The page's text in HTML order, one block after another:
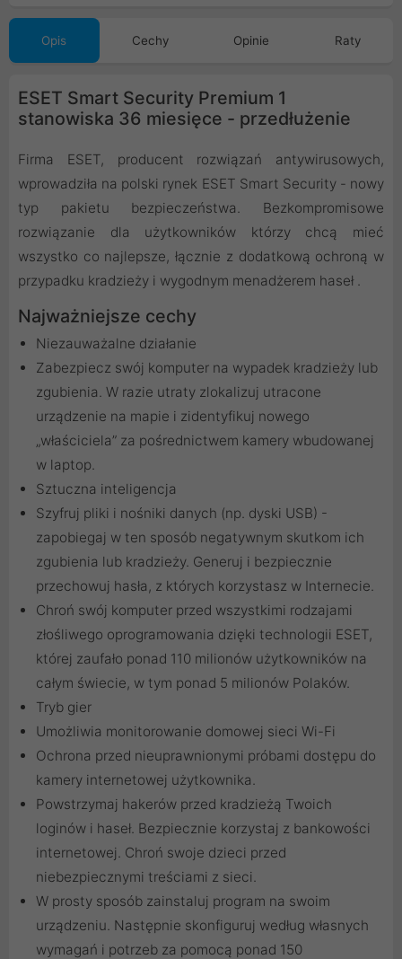
Opis Cechy Opinie Raty
ESET Smart Security Premium 1
stanowiska 36 miesięce - przedłużenie
Firma ESET, producent rozwiązań antywirusowych,
wprowadziła na polski rynek ESET Smart Security - nowy
typ pakietu bezpieczeństwa. Bezkompromisowe
rozwiązanie dla użytkowników którzy chcą mieć
wszystko co najlepsze, łącznie z dodatkową ochroną w
przypadku kradzieży i wygodnym menadżerem haseł .
Najważniejsze cechy
Niezauważalne działanie
Zabezpiecz swój komputer na wypadek kradzieży lub
zgubienia. W razie utraty zlokalizuj utracone
urządzenie na mapie i zidentyfikuj nowego
„właściciela” za pośrednictwem kamery wbudowanej
w laptop.
Sztuczna inteligencja
Szyfruj pliki i nośniki danych (np. dyski USB) -
zapobiegaj w ten sposób negatywnym skutkom ich
zgubienia lub kradzieży. Generuj i bezpiecznie
przechowuj hasła, z których korzystasz w Internecie.
Chroń swój komputer przed wszystkimi rodzajami
złośliwego oprogramowania dzięki technologii ESET,
której zaufało ponad 110 milionów użytkowników na
całym świecie, w tym ponad 5 milionów Polaków.
Tryb gier
Umożliwia monitorowanie domowej sieci Wi-Fi
Ochrona przed nieuprawnionymi próbami dostępu do
kamery internetowej użytkownika.
Powstrzymaj hakerów przed kradzieżą Twoich
loginów i haseł. Bezpiecznie korzystaj z bankowości
internetowej. Chroń swoje dzieci przed
niebezpiecznymi treściami z sieci.
W prosty sposób zainstaluj program na swoim
urządzeniu. Następnie skonfiguruj według własnych
wymagań i potrzeb za pomocą ponad 150